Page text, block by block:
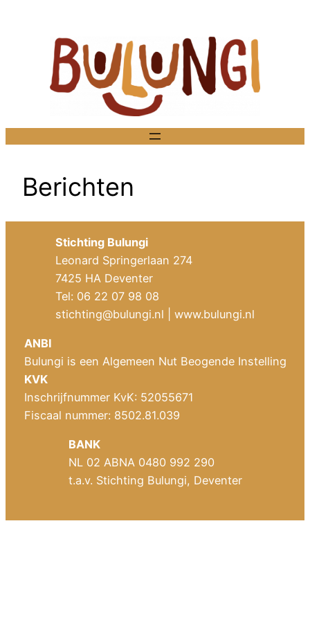
Berichten
Stichting Bulungi
Leonard Springerlaan 274
7425 HA Deventer
Tel: 06 22 07 98 08
stichting@bulungi.nl | www.bulungi.nl
ANBI
Bulungi is een Algemeen Nut Beogende Instelling
KVK
Inschrijfnummer KvK: 52055671
Fiscaal nummer: 8502.81.039
BANK
NL 02 ABNA 0480 992 290
t.a.v. Stichting Bulungi, Deventer